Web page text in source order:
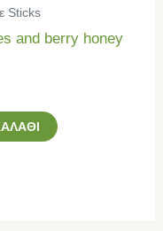
Sticks
and berry honey